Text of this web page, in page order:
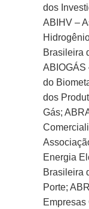
dos
ABIHV –
Brasileira
ABIOGÁS
do
dos
Gás;
Energia
Brasileira
Porte;